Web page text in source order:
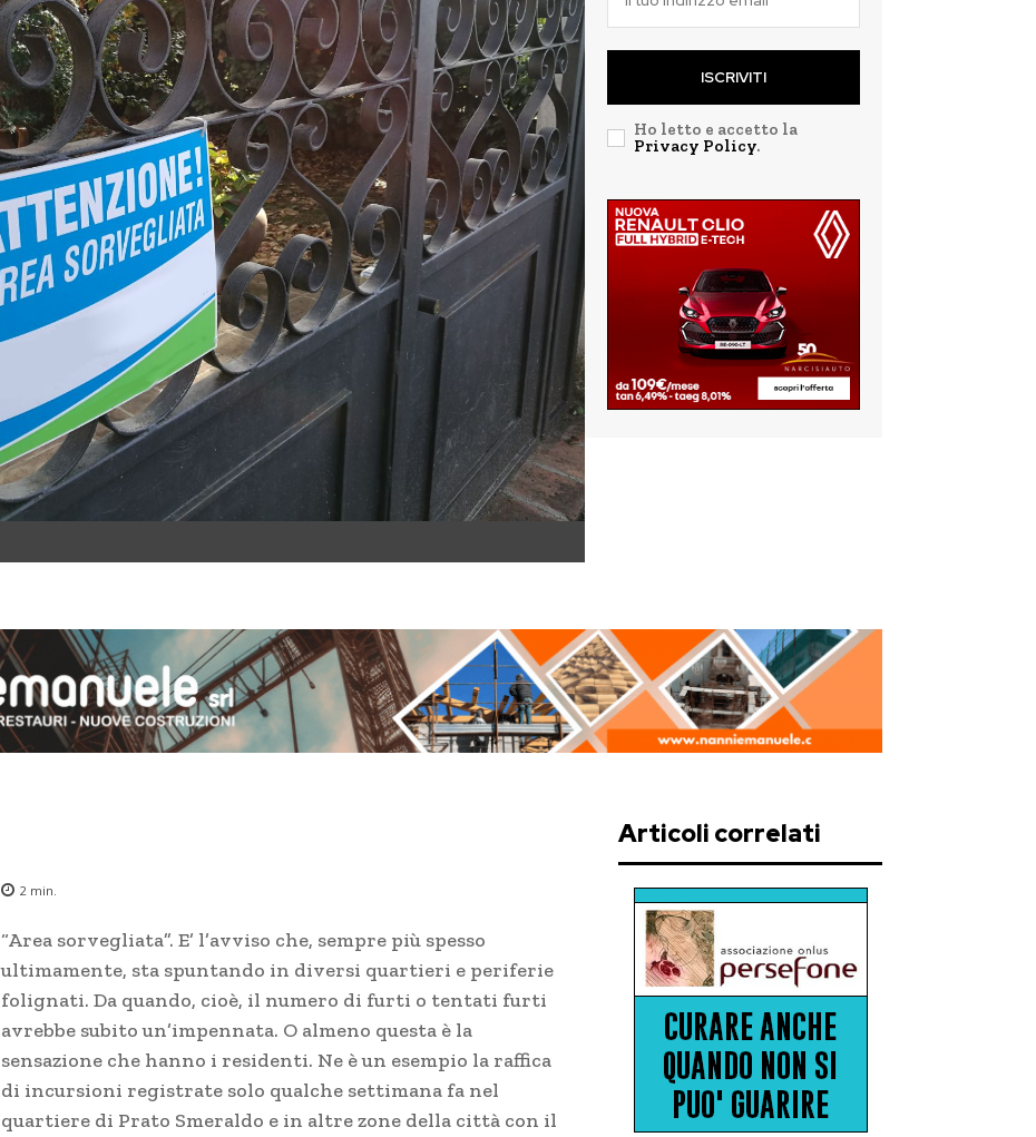
ISCRIVITI
Ho letto e accetto la
Privacy Policy.
2 min.
“Area sorvegliata”. E’ l’avviso che, sempre più spesso
ultimamente, sta spuntando in diversi quartieri e periferie
folignati. Da quando, cioè, il numero di furti o tentati furti
avrebbe subito un’impennata. O almeno questa è la
sensazione che hanno i residenti. Ne è un esempio la raffica
di incursioni registrate solo qualche settimana fa nel
quartiere di Prato Smeraldo e in altre zone della città con il
Articoli correlati